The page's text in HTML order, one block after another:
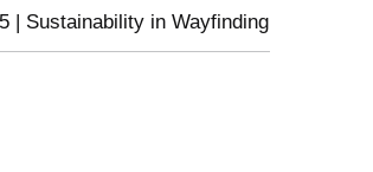
| Sustainability in Wayfinding